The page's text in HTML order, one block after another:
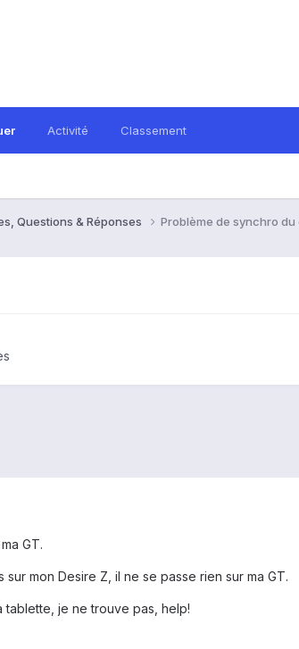
Activité Classement
Questions & Réponses Problème de synchro
GT.
mon Desire Z, il ne se passe rien sur ma GT.
je ne trouve pas, help!